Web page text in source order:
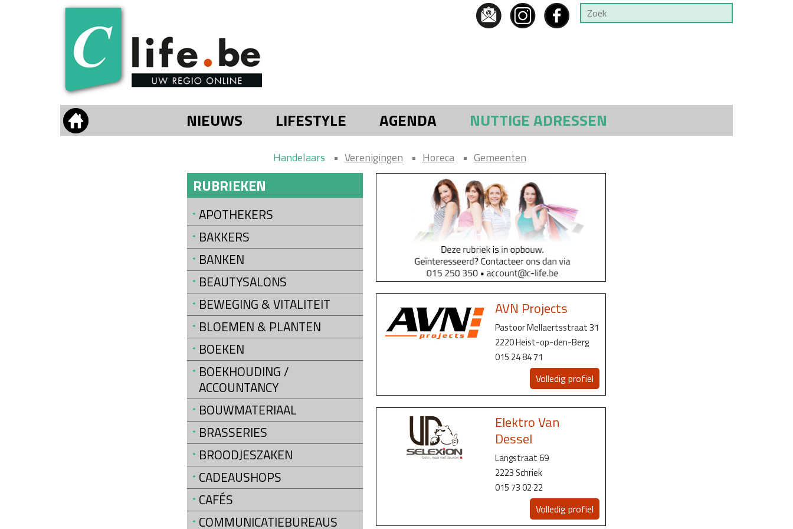
NIEUWS LIFESTYLE AGENDA NUTTIGE ADRESSEN
Handelaars Verenigingen Horeca Gemeenten
RUBRIEKEN
APOTHEKERS
BAKKERS
BANKEN
BEAUTYSALONS
BEWEGING & VITALITEIT
BLOEMEN & PLANTEN
BOEKEN
BOEKHOUDING /
ACCOUNTANCY
BOUWMATERIAAL
BRASSERIES
BROODJESZAKEN
CADEAUSHOPS
CAFÉS
COMMUNICATIEBUREAUS
AVN Projects
Pastoor Mellaertsstraat 31
2220 Heist-op-den-Berg
015 24 84 71
Volledig profiel
Elektro Van
Dessel
Langstraat 69
2223 Schriek
015 73 02 22
Volledig profiel